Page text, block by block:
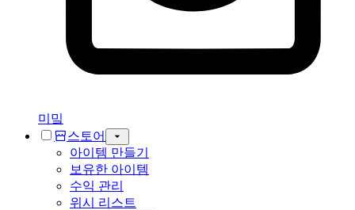
미밐
스토어
아이템 만들기
보유한 아이템
수익 관리
위시 리스트